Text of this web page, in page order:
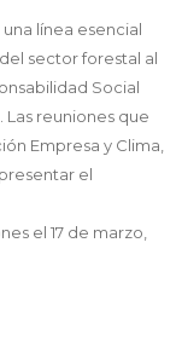
línea esencial
sector forestal al
Social
reuniones que
Empresa y Clima,
el
el 17 de marzo,